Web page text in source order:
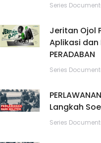
Series
Jeritan Ojol
Aplikasi dan
PERADABAN
Series
Langkah
Series